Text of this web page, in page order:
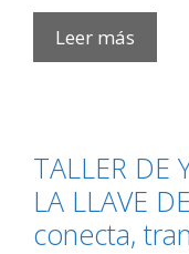
Leer más
Edición
la
y
TALLER DE
LA LLAVE
conecta,